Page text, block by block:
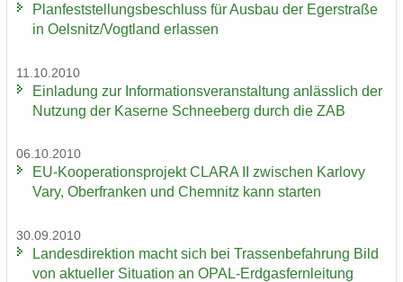
Plan­fest­stel­lungs­be­schluss für Aus­bau der Eger­stra­ße
in Oels­nitz/Vogt­land er­las­sen
11.10.2010
Ein­la­dung zur In­for­ma­ti­ons­ver­an­stal­tung an­läss­lich der
Nut­zung der Ka­ser­ne Schnee­berg durch die ZAB
06.10.2010
EU-​Kooperationsprojekt CLARA II zwi­schen Kar­lo­vy
Vary, Ober­fran­ken und Chem­nitz kann star­ten
30.09.2010
Lan­des­di­rek­ti­on macht sich bei Tras­sen­be­fah­rung Bild
von ak­tu­el­ler Si­tua­ti­on an OPAL-​Erdgasfernleitung